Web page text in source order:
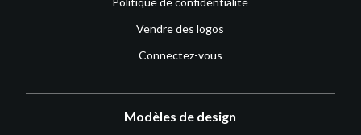
Vendre des logos
Connectez-vous
Modèles de design